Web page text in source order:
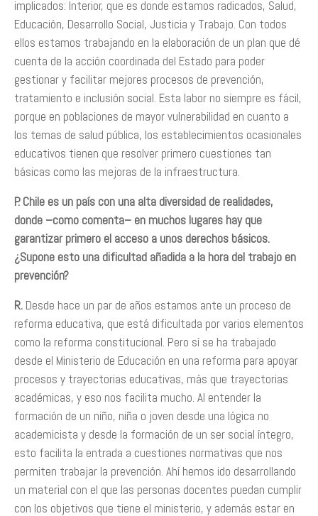
implicados: Interior, que es donde estamos radicados, Salud,
Educación, Desarrollo Social, Justicia y Trabajo. Con todos
ellos estamos trabajando en la elaboración de un plan que dé
cuenta de la acción coordinada del Estado para poder
gestionar y facilitar mejores procesos de prevención,
tratamiento e inclusión social. Esta labor no siempre es fácil,
porque en poblaciones de mayor vulnerabilidad en cuanto a
los temas de salud pública, los establecimientos ocasionales
educativos tienen que resolver primero cuestiones tan
básicas como las mejoras de la infraestructura.
P. Chile es un país con una alta diversidad de realidades,
donde –como comenta– en muchos lugares hay que
garantizar primero el acceso a unos derechos básicos.
¿Supone esto una dificultad añadida a la hora del trabajo en
prevención?
R. Desde hace un par de años estamos ante un proceso de
reforma educativa, que está dificultada por varios elementos
como la reforma constitucional. Pero sí se ha trabajado
desde el Ministerio de Educación en una reforma para apoyar
procesos y trayectorias educativas, más que trayectorias
académicas, y eso nos facilita mucho. Al entender la
formación de un niño, niña o joven desde una lógica no
academicista y desde la formación de un ser social íntegro,
esto facilita la entrada a cuestiones normativas que nos
permiten trabajar la prevención. Ahí hemos ido desarrollando
un material con el que las personas docentes puedan cumplir
con los objetivos que tiene el ministerio, y además estar en